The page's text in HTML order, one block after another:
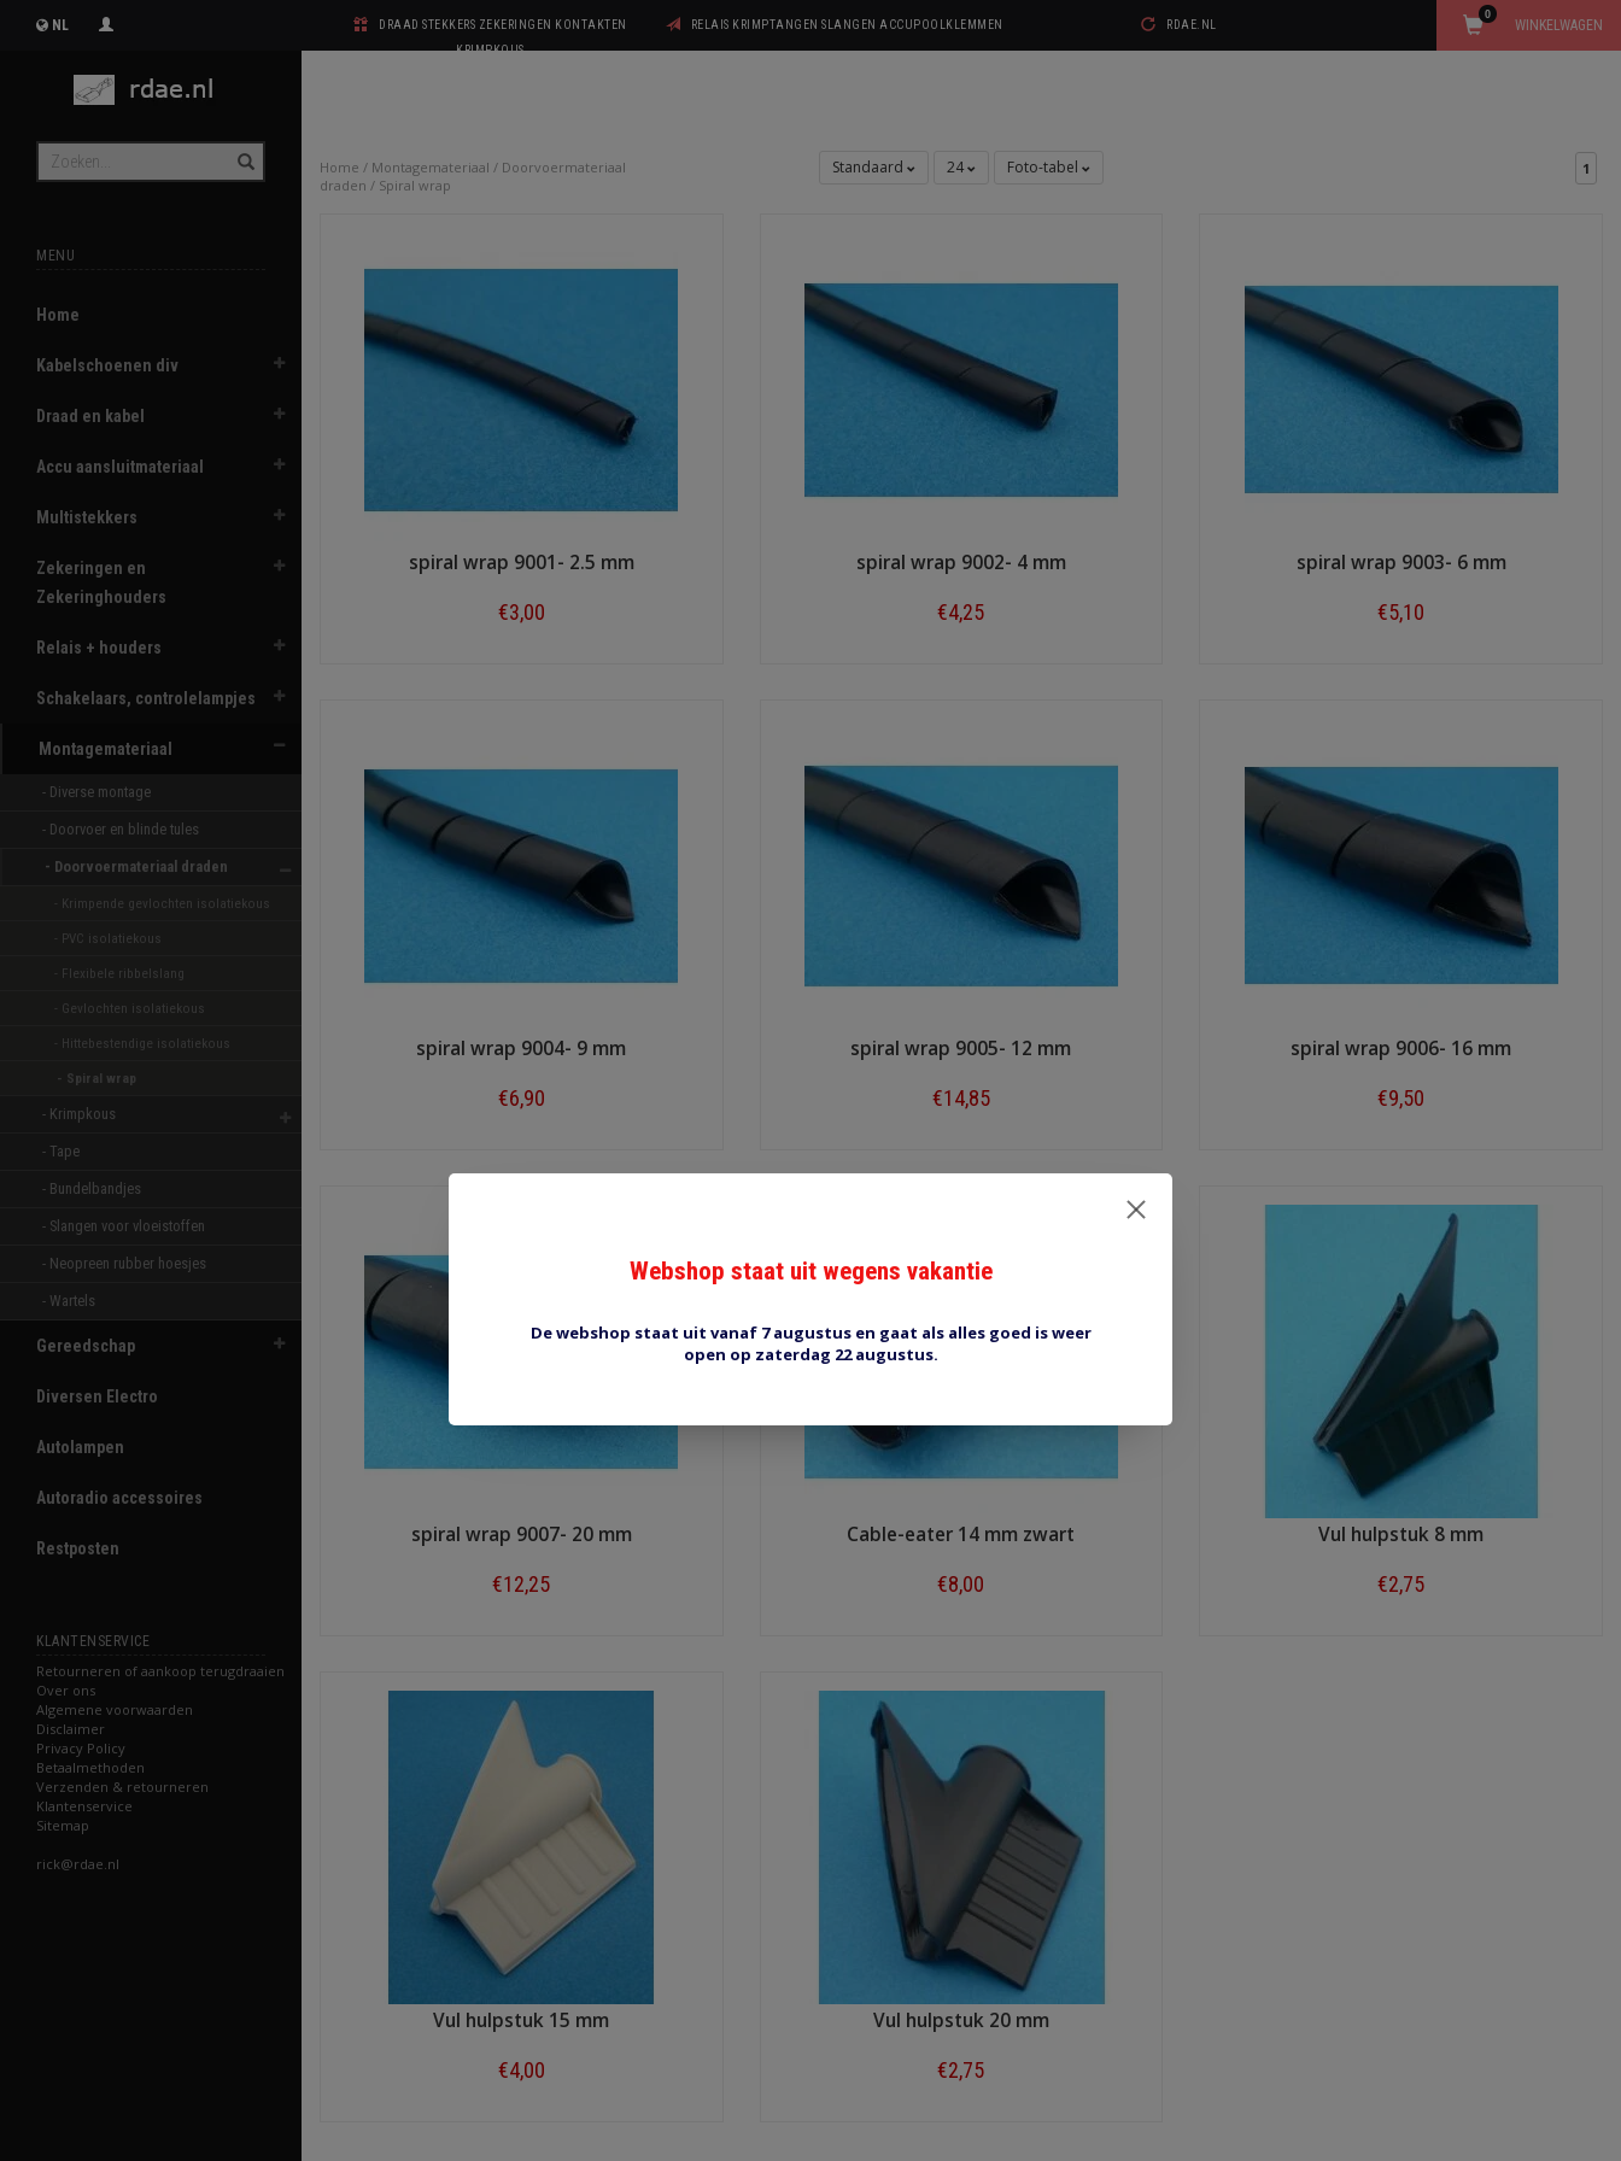
NL
DRAAD STEKKERS ZEKERINGEN KONTAKTEN
KRIMPKOUS
RELAIS KRIMPTANGEN SLANGEN ACCUPOOLKLEMMEN RDAE.NL WINKELWAGEN
0
MENU
Home
Kabelschoenen div
Draad en kabel
Accu aansluitmateriaal
Multistekkers
Zekeringen en
Zekeringhouders
Relais + houders
Schakelaars, controlelampjes
Montagemateriaal
- Diverse montage
- Doorvoer en blinde tules
- Doorvoermateriaal draden
- Krimpende gevlochten isolatiekous
- PVC isolatiekous
- Flexibele ribbelslang
- Gevlochten isolatiekous
- Hittebestendige isolatiekous
- Spiral wrap
- Krimpkous
- Tape
- Bundelbandjes
- Slangen voor vloeistoffen
- Neopreen rubber hoesjes
- Wartels
Gereedschap
Diversen Electro
Autolampen
Autoradio accessoires
Restposten
KLANTENSERVICE
Retourneren of aankoop terugdraaien
Over ons
Algemene voorwaarden
Disclaimer
Privacy Policy
Betaalmethoden
Verzenden & retourneren
Klantenservice
Sitemap
rick@rdae.nl
Home / Montagemateriaal / Doorvoermateriaal
draden / Spiral wrap
Standaard 24 Foto-tabel 1
spiral wrap 9001- 2.5 mm
€3,00
spiral wrap 9002- 4 mm
€4,25
spiral wrap 9003- 6 mm
€5,10
spiral wrap 9004- 9 mm
€6,90
spiral wrap 9005- 12 mm
€14,85
spiral wrap 9006- 16 mm
€9,50
spiral wrap 9007- 20 mm
€12,25
Cable-eater 14 mm zwart
€8,00
Vul hulpstuk 8 mm
€2,75
Vul hulpstuk 15 mm
€4,00
Vul hulpstuk 20 mm
€2,75
Webshop staat uit wegens vakantie
De webshop staat uit vanaf 7 augustus en gaat als alles goed is weer
open op zaterdag 22 augustus.